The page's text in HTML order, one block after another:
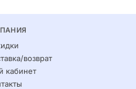
возврат
кабинет